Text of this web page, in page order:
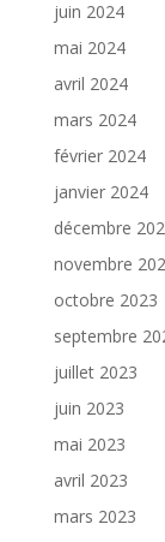
juin 2024
mai 2024
avril 2024
mars 2024
février 2024
janvier 2024
décembre
novembre
octobre 2023
septembre
juillet 2023
juin 2023
mai 2023
avril 2023
mars 2023